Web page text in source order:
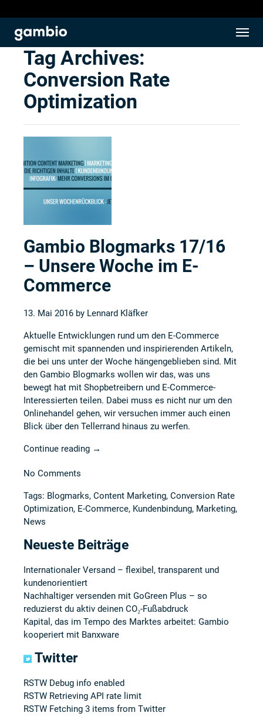
Tag Archives:
Conversion Rate
Optimization
Gambio Blogmarks 17/16
– Unsere Woche im E-
Commerce
13. Mai 2016 by Lennard Kläfker
Aktuelle Entwicklungen rund um den E-Commerce
gemischt mit spannenden und inspirierenden Artikeln,
die bei uns unter der Woche hängengeblieben sind. Mit
den Gambio Blogmarks wollen wir das, was uns
bewegt hat mit Shopbetreibern und E-Commerce-
Interessierten teilen. Dabei muss es nicht nur um den
Onlinehandel gehen, wir versuchen immer auch einen
Blick über den Tellerrand hinaus zu werfen.
Continue reading →
No Comments
Tags: Blogmarks, Content Marketing, Conversion Rate
Optimization, E-Commerce, Kundenbindung, Marketing,
News
Neueste Beiträge
Internationaler Versand – flexibel, transparent und
kundenorientiert
Nachhaltiger versenden mit GoGreen Plus – so
reduzierst du aktiv deinen CO₂-Fußabdruck
Kapital, das im Tempo des Marktes arbeitet: Gambio
kooperiert mit Banxware
Twitter
RSTW Debug info enabled
RSTW Retrieving API rate limit
RSTW Fetching 3 items from Twitter